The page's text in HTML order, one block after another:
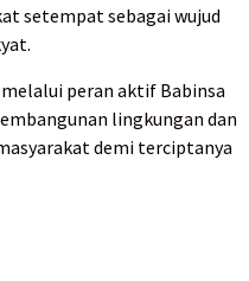
setempat sebagai wujud
peran aktif Babinsa
lingkungan dan
demi terciptanya